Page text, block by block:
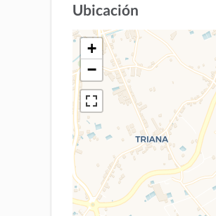
Ubicación
+
−